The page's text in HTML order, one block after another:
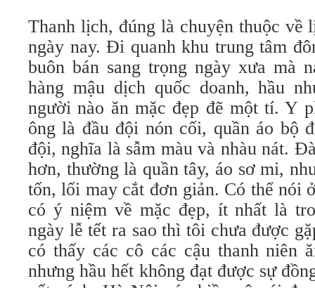
Thanh lịch, đúng là chuyện thuộc về
ngày nay. Đi quanh khu trung tâm
buôn bán sang trọng ngày xưa mà
hàng mậu dịch quốc doanh, hầu
người nào ăn mặc đẹp đẽ một tí. Y
ông là đầu đội nón cối, quần áo bộ
đội, nghĩa là sẫm màu và nhàu nát.
hơn, thường là quần tây, áo sơ mi,
tốn, lối may cắt đơn giản. Có thể nói
có ý niệm về mặc đẹp, ít nhất là
ngày lễ tết ra sao thì tôi chưa được
có thấy các cô các cậu thanh niên
nhưng hầu hết không đạt được sự